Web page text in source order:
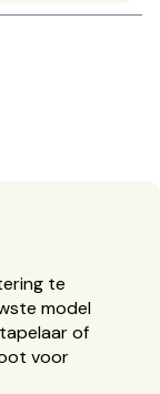
te
model
of
voor